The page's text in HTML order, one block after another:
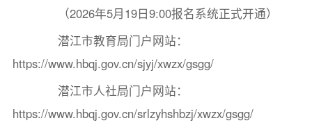
（2026年5月19日9:00报名系统正式开通）
潜江市教育局门户网站：
https://www.hbqj.gov.cn/sjyj/xwzx/gsgg/
潜江市人社局门户网站：
https://www.hbqj.gov.cn/srlzyhshbzj/xwzx/gsgg/